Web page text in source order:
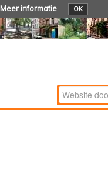
Meer informatie OK
Zoek
Geavanceerd